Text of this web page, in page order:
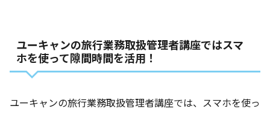
ユーキャンの旅行業務取扱管理者講座ではスマ
ホを使って隙間時間を活用！
ユーキャンの旅行業務取扱管理者講座では、スマホを使っ